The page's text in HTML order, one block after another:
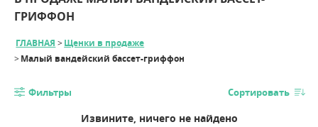
ГРИФФОН
ГЛАВНАЯ
Щенки в продаже
Малый вандейский бассет-гриффон
Фильтры Сортировать
Извините, ничего не найдено